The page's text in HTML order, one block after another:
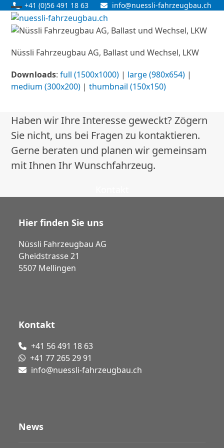
Skip
content
+41 (0)56 491 18 63 info@nuessli-fahrzeugbau.ch
Open
mobile
menu
Close
mobile
menu
Nüssli Fahrzeugbau AG, Ballast und Wechsel, LKW
Downloads:full (1500x1000) | large (980x654) |
medium (300x200) |thumbnail (150x150)
Haben wir Ihre Interesse geweckt? Zögern
Sie nicht, uns bei Fragen zu kontaktieren.
Gerne beraten und planen wir gemeinsam
mit Ihnen Ihr Wunschfahrzeug.
Hier finden Sie uns
Nüssli Fahrzeugbau AG
Gheidstrasse 21
5507 Mellingen
Kontakt
+41 56 491 18 63
+41 77 265 29 91
info@nuessli-fahrzeugbau.ch
News